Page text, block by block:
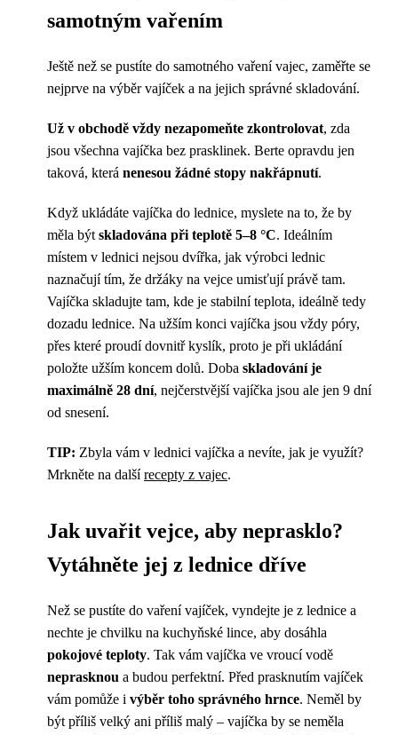
samotným vařením
Ještě než se pustíte do samotného vaření vajec, zaměřte se
nejprve na výběr vajíček a na jejich správné skladování.
Už v obchodě vždy nezapomeňte zkontrolovat, zda
jsou všechna vajíčka bez prasklinek. Berte opravdu jen
taková, která nenesou žádné stopy nakřápnutí.
Když ukládáte vajíčka do lednice, myslete na to, že by
měla býtskladována při teplotě 5–8 °C. Ideálním
místem v lednici nejsou dvířka, jak výrobci lednic
naznačují tím, že držáky na vejce umisťují právě tam.
Vajíčka skladujte tam, kde je stabilní teplota, ideálně tedy
dozadu lednice. Na užším konci vajíčka jsou vždy póry,
přes které proudí dovnitř kyslík, proto je při ukládání
položte užším koncem dolů. Doba skladování je
maximálně 28 dní, nejčerstvější vajíčka jsou ale jen 9 dní
od snesení.
TIP: Zbyla vám v lednici vajíčka a nevíte, jak je využít?
Mrkněte na další recepty z vajec.
Jak uvařit vejce, aby neprasklo?
Vytáhněte jej z lednice dříve
Než se pustíte do vaření vajíček, vyndejte je z lednice a
nechte je chvilku na kuchyňské lince, aby dosáhla
pokojové teploty. Tak vám vajíčka ve vroucí vodě
neprasknou a budou perfektní. Před prasknutím vajíček
vám pomůže i výběr toho správného hrnce. Neměl by
být příliš velký ani příliš malý – vajíčka by se neměla